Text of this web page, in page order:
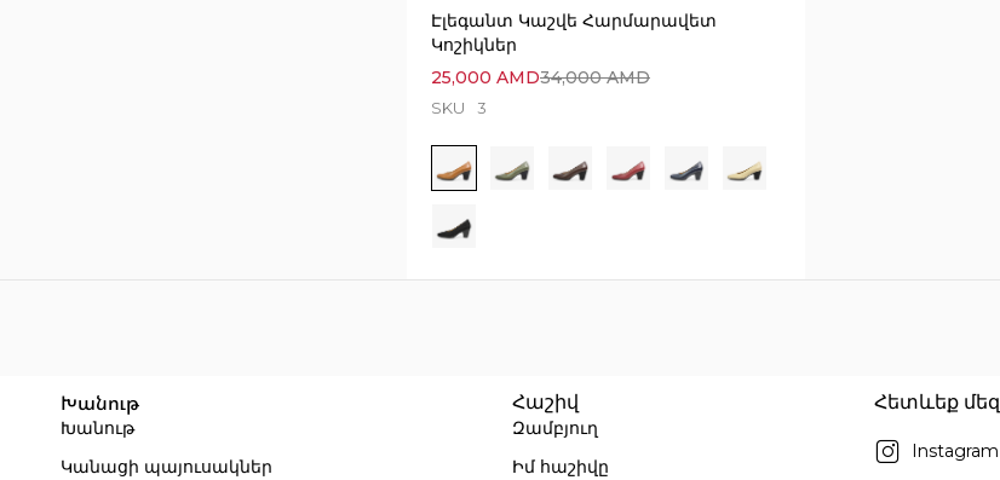
Էլեգանտ Կաշվե Հարմարավետ
Կոշիկներ
34,000AMD
25,000 AMD
SKU 3
Խանութ
Խանութ
Կանացի պայուսակներ
Հաշիվ
Զամբյուղ
Իմ հաշիվը
Հետևեք մեզ
Instagram